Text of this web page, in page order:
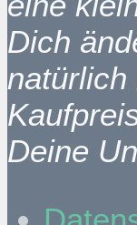
Dich
natürlich
Deine